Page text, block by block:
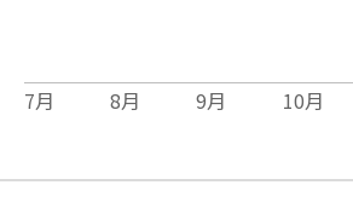
7月 8月 9月 10月